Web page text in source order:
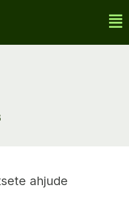
ahjude